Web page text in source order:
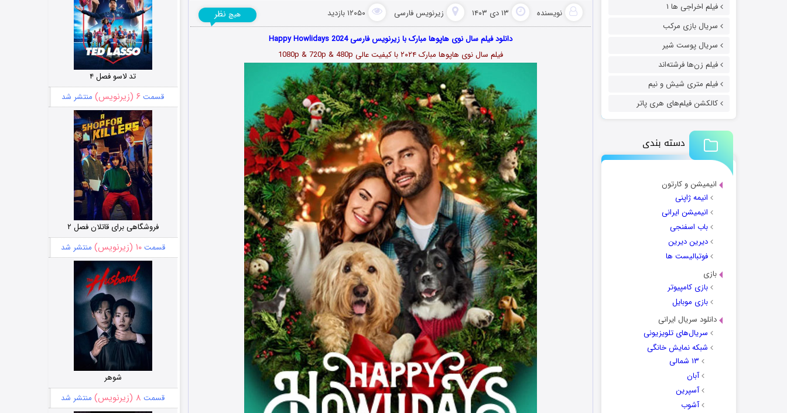
فیلم اخراجی ها ۱
سریال بازی مرکب
سریال پوست شیر
فیلم زن‌ها فرشته‌اند
فیلم متری شیش و نیم
کالکشن فیلم‌های هری پاتر
دسته بندی
انیمیشن و کارتون
انیمه ژاپنی
انیمیشن ایرانی
باب اسفنجی
دیرین دیرین
فوتبالیست ها
بازی
بازی کامپیوتر
بازی موبایل
دانلود سریال ایرانی
سریال‌های تلویزیونی
شبکه نمایش خانگی
۱۳ شمالی
آبان
آسپرین
آشوب
نویسنده ۱۳ دی ۱۴۰۳ زیرنویس فارسی ۱۲۰۵۰ بازدید هیچ نظر
دانلود فیلم سال نوی هاپوها مبارک با زیرنویس فارسی Happy Howlidays 2024
فیلم سال نوی هاپوها مبارک ۲۰۲۴
با کیفیت عالی 1080p & 720p & 480p
تد لاسو فصل ۴
قسمت ۶ (زیرنویس) منتشر شد
فروشگاهی برای قاتلان فصل ۲
قسمت۱۰ (زیرنویس) منتشر شد
شوهر
قسمت ۸ (زیرنویس) منتشر شد